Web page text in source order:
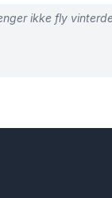
ikke fly